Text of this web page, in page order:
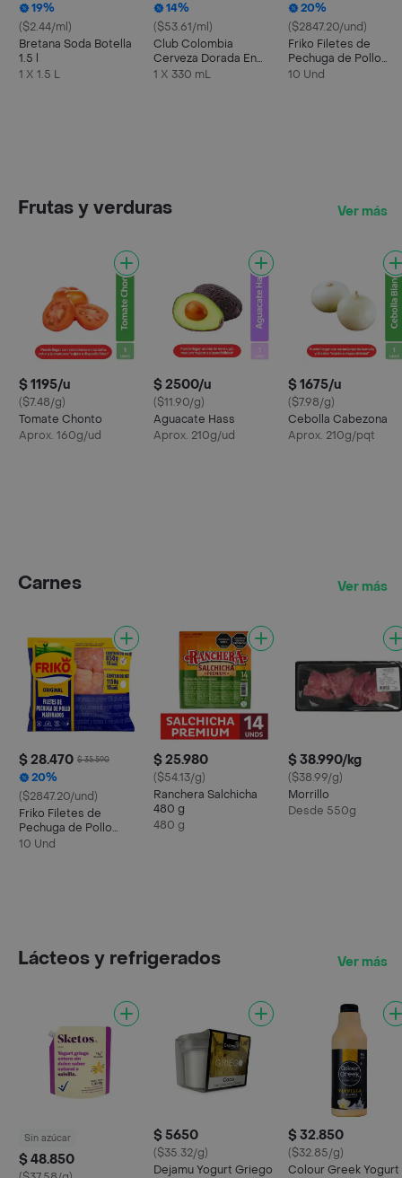
19%
($2.44/ml)
Bretana Soda Botella
1.5 l
1 X 1.5 L
14%
($53.61/ml)
Club Colombia
Cerveza Dorada En
Lata 330 ML X6 Unds
1 X 330 mL
20%
($2847.20/und)
Friko Filetes de
Pechuga de Pollo
Marinados
10 Und
Frutas y verduras Ver más
$ 1195/u
($7.48/g)
Tomate Chonto
Aprox. 160g/ud
$ 2500/u
($11.90/g)
Aguacate Hass
Aprox. 210g/ud
$ 1675/u
($7.98/g)
Cebolla Cabezona
Aprox. 210g/pqt
Carnes Ver más
$ 28.470 $ 35.590
20%
($2847.20/und)
Friko Filetes de
Pechuga de Pollo
Marinados
10 Und
$ 25.980
($54.13/g)
Ranchera Salchicha
480 g
480 g
$ 38.990/kg
($38.99/g)
Morrillo
Desde 550g
Lácteos y refrigerados Ver más
Sin azúcar
$ 48.850
$ 5650
($35.32/g)
Dejamu Yogurt Griego
$ 32.850
($32.85/g)
Colour Greek Yogurt